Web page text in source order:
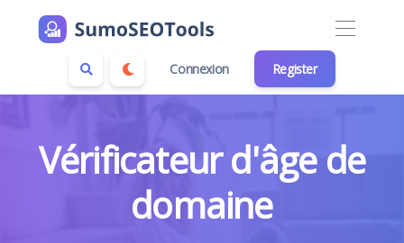
Connexion Register
Vérificateur d'âge de
domaine